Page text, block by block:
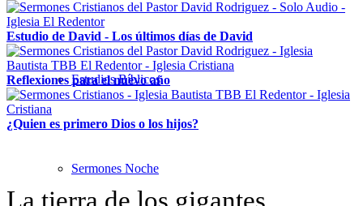
Estudios Bíblicos
Sermones Noche
Estudio de David - Los últimos días de David
Reflexiones para el nuevo año
¿Quien es primero Dios o los hijos?
La tierra de los gigantes